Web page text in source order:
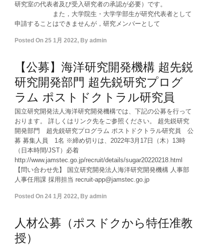
研究室の代表者及び受入研究者の承認が必要）です。
また，大学院生・大学学部生が研究代表者として
申請することはできませんが，研究メンバーとして
Posted On 25 1月 2022, By admin
【公募】海洋研究開発機構 超先鋭
研究開発部門 超先鋭研究プログ
ラム ポストドクトラル研究員
国立研究開発法人海洋研究開発機構では、下記の公募を行って
おります。 詳しくはリンク先をご参照ください。 超先鋭研究
開発部門 超先鋭研究プログラム ポストドクトラル研究員 公
募 募集人員 1名 ※締め切りは、2022年3月17日（木）13時
（日本時間/JST）必着
http://www.jamstec.go.jp/recruit/details/sugar20220218.html
【問い合わせ先】 国立研究開発法人海洋研究開発機構 人事部
人事任用課 採用担当 recruit-app@jamstec.go.jp
Posted On 24 1月 2022, By admin
人材公募（ポスドクから特任准教
授）